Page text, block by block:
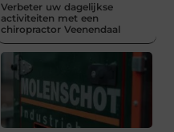
Verbeter uw dagelijkse
activiteiten met een
chiropractor Veenendaal